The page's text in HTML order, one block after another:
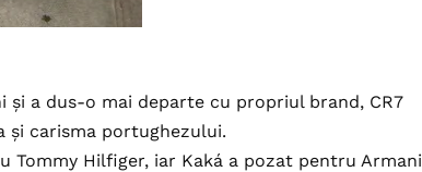
a dus-o mai departe cu propriul brand, CR7
și carisma portughezului.
Tommy Hilfiger, iar Kaká a pozat pentru Armani